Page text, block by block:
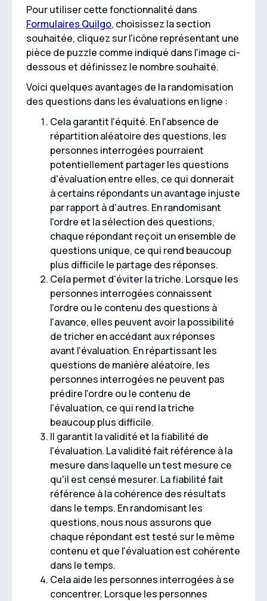
Pour utiliser cette fonctionnalité dans
Formulaires Quilgo, choisissez la section
souhaitée, cliquez sur l'icône représentant une
pièce de puzzle comme indiqué dans l'image ci-
dessous et définissez le nombre souhaité.
Voici quelques avantages de la randomisation
des questions dans les évaluations en ligne :
Cela garantit l'équité. En l'absence de
répartition aléatoire des questions, les
personnes interrogées pourraient
potentiellement partager les questions
d'évaluation entre elles, ce qui donnerait
à certains répondants un avantage injuste
par rapport à d'autres. En randomisant
l'ordre et la sélection des questions,
chaque répondant reçoit un ensemble de
questions unique, ce qui rend beaucoup
plus difficile le partage des réponses.
Cela permet d'éviter la triche. Lorsque les
personnes interrogées connaissent
l'ordre ou le contenu des questions à
l'avance, elles peuvent avoir la possibilité
de tricher en accédant aux réponses
avant l'évaluation. En répartissant les
questions de manière aléatoire, les
personnes interrogées ne peuvent pas
prédire l'ordre ou le contenu de
l'évaluation, ce qui rend la triche
beaucoup plus difficile.
Il garantit la validité et la fiabilité de
l'évaluation. La validité fait référence à la
mesure dans laquelle un test mesure ce
qu'il est censé mesurer. La fiabilité fait
référence à la cohérence des résultats
dans le temps. En randomisant les
questions, nous nous assurons que
chaque répondant est testé sur le même
contenu et que l'évaluation est cohérente
dans le temps.
Cela aide les personnes interrogées à se
concentrer. Lorsque les personnes